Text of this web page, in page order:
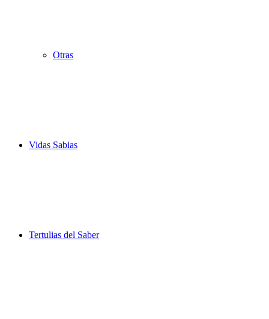
Otras
Vidas Sabias
Tertulias del Saber